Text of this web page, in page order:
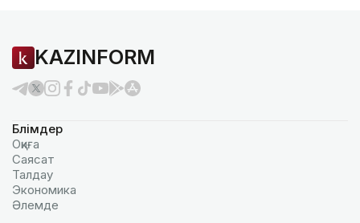
KAZINFORM
Бөлімдер
Оқиға
Саясат
Талдау
Экономика
Әлемде